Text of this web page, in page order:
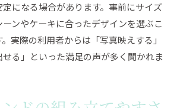
になる場合があります。事前にサイズ
ンやケーキに合ったデザインを選ぶこ
実際の利用者からは「写真映えする」
せる」といった満足の声が多く聞かれま